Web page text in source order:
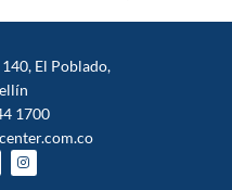
El Poblado,
1700
I
n
s